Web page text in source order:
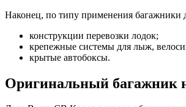
Наконец, по типу применения багажники
конструкции перевозки лодок;
крепежные системы для лыж,
крытые автобоксы.
Оригинальный багажник